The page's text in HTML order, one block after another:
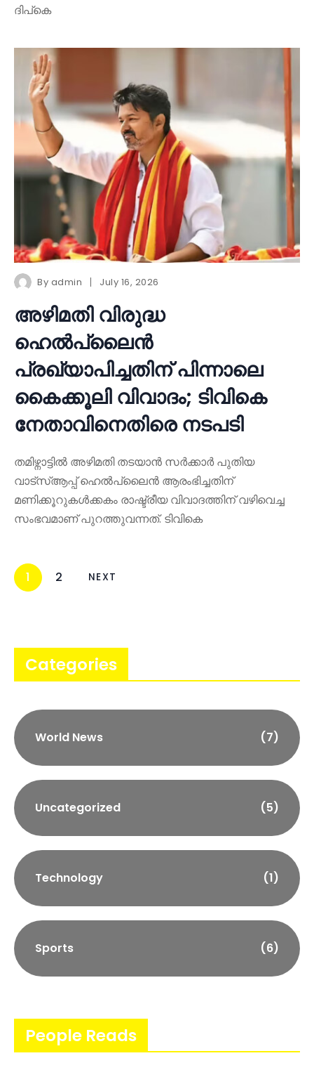
ദിപ്കെ
By admin July 16, 2026
അഴിമതി വിരുദ്ധ
ഹെൽപ്‌ലൈൻ
പ്രഖ്യാപിച്ചതിന് പിന്നാലെ
കൈക്കൂലി വിവാദം; ടിവികെ
നേതാവിനെതിരെ നടപടി
തമിഴ്നാട്ടിൽ അഴിമതി തടയാൻ സർക്കാർ പുതിയ
വാട്‌സ്ആപ്പ് ഹെൽപ്‌ലൈൻ ആരംഭിച്ചതിന്
മണിക്കൂറുകൾക്കകം രാഷ്ട്രീയ വിവാദത്തിന് വഴിവെച്ച
സംഭവമാണ് പുറത്തുവന്നത്. ടിവികെ
1 2 NEXT
Categories
World News (7)
Uncategorized (5)
Technology (1)
Sports (6)
People Reads